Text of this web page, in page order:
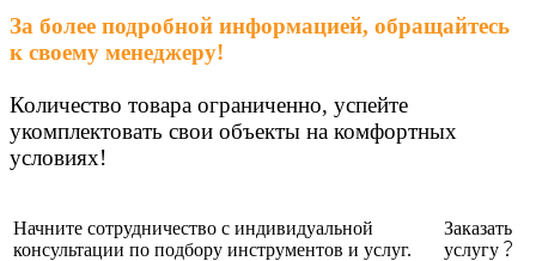
За более подробной информацией, обращайтесь
к своему менеджеру!
Количество товара ограниченно, успейте
укомплектовать свои объекты на комфортных
условиях!
Начните сотрудничество с индивидуальной
консультации по подбору инструментов и услуг.
Заказать
услугу